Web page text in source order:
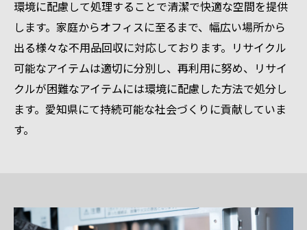
環境に配慮して処理することで清潔で快適な空間を提供
します。家庭からオフィスに至るまで、幅広い場所から
出る様々な不用品回収に対応しております。リサイクル
可能なアイテムは適切に分別し、再利用に努め、リサイ
クルが困難なアイテムには環境に配慮した方法で処分し
ます。愛知県にて持続可能な社会づくりに貢献していま
す。